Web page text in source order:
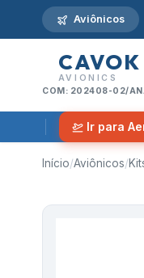
Aviônicos
CAVOK
AVIONICS
COM: 202408-02/
Ir para
Início/Aviônicos/